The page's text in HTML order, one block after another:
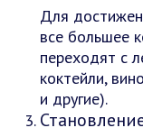
Для
все большее
переходят с
коктейли,
и другие).